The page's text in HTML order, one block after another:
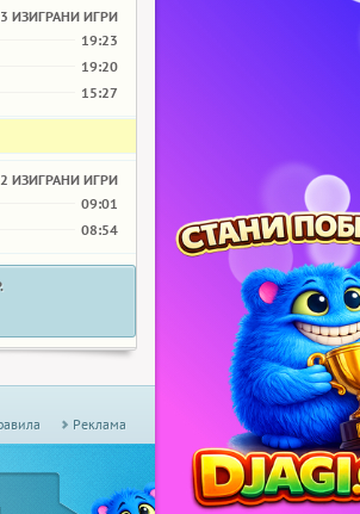
3 ИЗИГРАНИ ИГРИ
19:23
19:20
15:27
2 ИЗИГРАНИ ИГРИ
09:01
08:54
Реклама